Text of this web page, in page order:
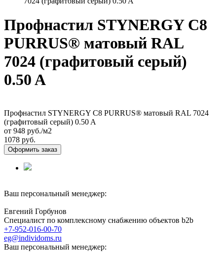
Профнастил STYNERGY С8
PURRUS® матовый RAL
7024 (графитовый серый)
0.50 A
Профнастил STYNERGY С8 PURRUS® матовый RAL 7024
(графитовый серый) 0.50 A
от 948 руб./м2
1078 руб.
Оформить заказ
Ваш персональный менеджер:
Евгений Горбунов
Специалист по комплексному снабжению объектов b2b
+7-952-016-00-70
eg@individoms.ru
Ваш персональный менеджер: